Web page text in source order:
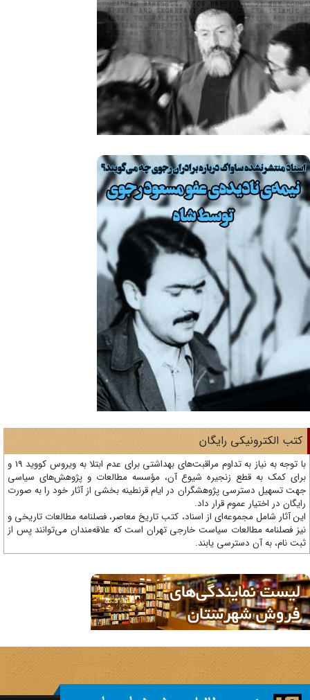
الکترونیکی رایگان
با توجه به نیاز به تداوم مراقبت‌های بهداشتی برای عدم ابتلا به ویروس کووید 19 و
کمک به قطع زنجیره شیوع آن، مؤسسه مطالعات و پژوهش‌های سیاسی
تسهیل دسترسی پژوهشگران در ایام قرنطینه بخشی از آثار خود را به صورت
در اختیار عموم قرار داد.
آثار شامل مجموعه‌ای از اسناد، کتب تاریخ معاصر، فصلنامه‌ مطالعات تاریخی و
فصلنامه مطالعات سیاست خارجی تهران است که علاقه‌مندان می‌توانند پس از
نام، به آن دسترسی یابند.